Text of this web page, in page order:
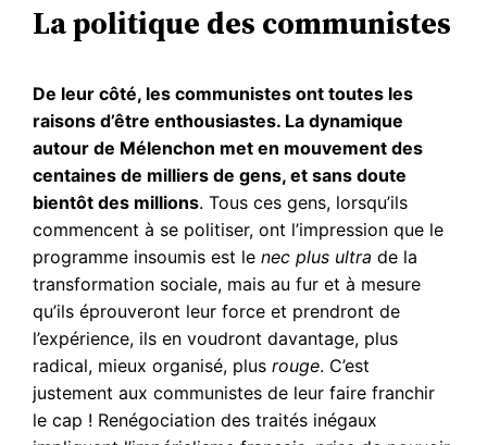
La politique des communistes
De leur côté, les communistes ont toutes les
raisons d’être enthousiastes. La dynamique
autour de Mélenchon met en mouvement des
centaines de milliers de gens, et sans doute
bientôt des millions. Tous ces gens, lorsqu’ils
commencent à se politiser, ont l’impression que le
programme insoumis est lenec plus ultra de la
transformation sociale, mais au fur et à mesure
qu’ils éprouveront leur force et prendront de
l’expérience, ils en voudront davantage, plus
radical, mieux organisé, plusrouge. C’est
justement aux communistes de leur faire franchir
le cap ! Renégociation des traités inégaux